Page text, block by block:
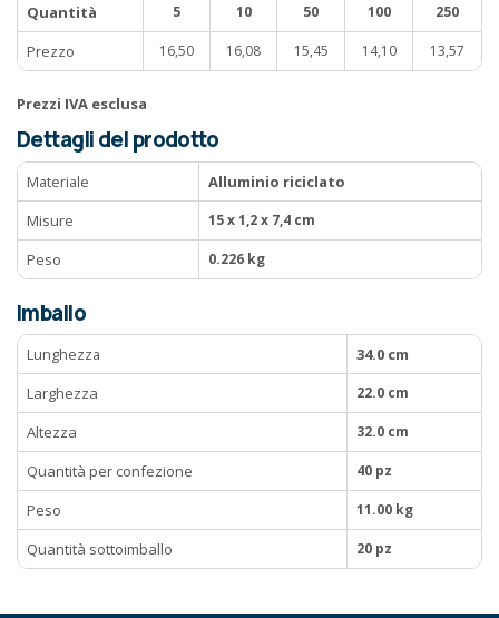
Quantità
5 10 50 100 250
Prezzo 16,50 16,08 15,45 14,10 13,57
Prezzi IVA esclusa
Dettagli del prodotto
Materiale
Alluminio riciclato
Misure
15 x 1,2 x 7,4 cm
Peso 0.226 kg
Imballo
Lunghezza
34.0 cm
Larghezza
22.0 cm
Altezza 32.0 cm
Quantità per confezione 40 pz
Peso 11.00 kg
Quantità sottoimballo 20 pz